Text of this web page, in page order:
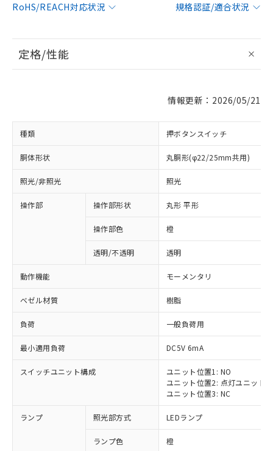
RoHS/REACH対応状況
規格認証/適合状況
定格/性能
情報更新：2026/05/21
種類 押ボタンスイッチ
胴体形状 丸胴形(φ22/25mm共用)
照光/非照光 照光
操作部 操作部形状 丸形 平形
操作部色 橙
透明/不透明 透明
動作機能 モーメンタリ
ベゼル材質 樹脂
負荷 一般負荷用
最小適用負荷 DC5V 6mA
スイッチユニット構成
ユニット位置1: NO
ユニット位置2: 点灯ユニット
ユニット位置3: NC
ランプ 照光部方式 LEDランプ
ランプ色 橙